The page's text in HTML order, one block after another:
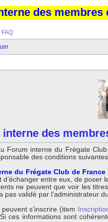
des membres
FAQ
des
Forum interne du Frégate
des conditions suivantes.
du Frégate Club de
d’échanger entre eux, de poser
ne peuvent que voir les
pas validé par l’administrateur
s’inscrire (item
ces informations sont